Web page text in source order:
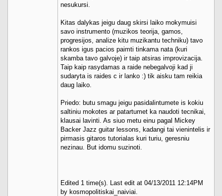
nesukursi.
Kitas dalykas jeigu daug skirsi laiko mokymuisi
savo instrumento (muzikos teorija, gamos,
progresijos, analize kitu muzikantu techniku) tavo
rankos igus pacios paimti tinkama nata (kuri
skamba tavo galvoje) ir taip atsiras improvizacija.
Taip kaip rasydamas a raide nebegalvoji kad ji
sudaryta is raides c ir lanko :) tik aisku tam reikia
daug laiko.
Priedo: butu smagu jeigu pasidalintumete is kokiu
saltiniu mokotes ar patartumet ka naudoti tecnikai,
klausai lavinti. As siuo metu einu pagal Mickey
Backer Jazz guitar lessons, kadangi tai vienintelis ir
pirmasis gitaros tutorialas kuri turiu, geresniu
nezinau. But idomu suzinoti.
Edited 1 time(s). Last edit at 04/13/2011 12:14PM
by kosmopolitiskai_naiviai.